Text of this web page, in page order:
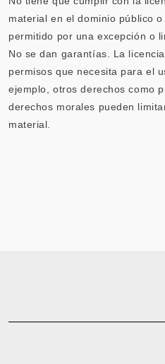
material en el dominio público
permitido por una excepción o
No se dan garantías. La
permisos que necesita para el
ejemplo, otros derechos como
derechos morales pueden
material.